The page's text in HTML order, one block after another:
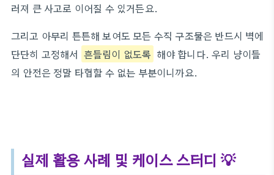
러져 큰 사고로 이어질 수 있거든요.
그리고 아무리 튼튼해 보여도 모든 수직 구조물은 반드시 벽에
단단히 고정해서 흔들림이 없도록 해야 합니다. 우리 냥이들
의 안전은 정말 타협할 수 없는 부분이니까요.
실제 활용 사례 및 케이스 스터디 💡